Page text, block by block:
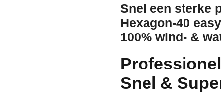
Snel een sterke
Hexagon-40
100% wind- &
Snel &